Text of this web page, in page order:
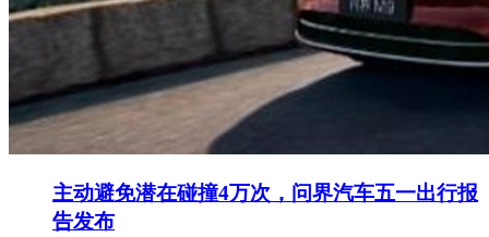
主动避免潜在碰撞4万次，问界汽车五一出行报
告发布